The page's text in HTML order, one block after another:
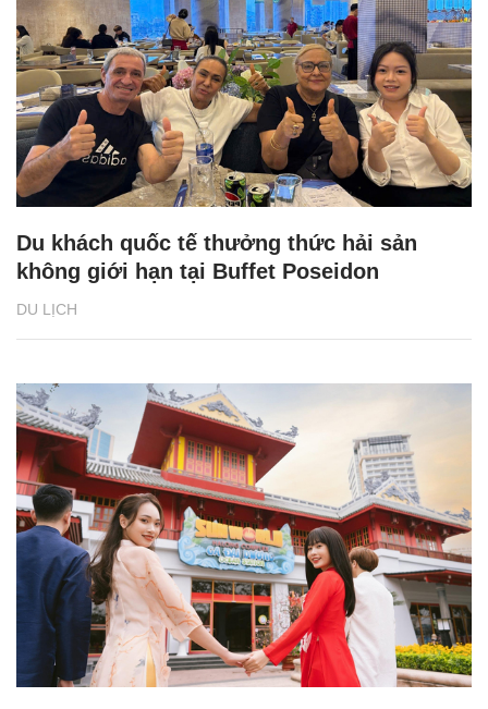
DU LỊCH
Du khách quốc tế thưởng thức hải sản
không giới hạn tại Buffet Poseidon